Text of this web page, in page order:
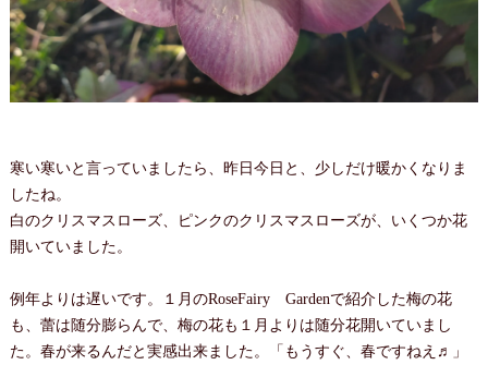
寒い寒いと言っていましたら、昨日今日と、少しだけ暖かくなりま
したね。
白のクリスマスローズ、ピンクのクリスマスローズが、いくつか花
開いていました。
例年よりは遅いです。１月のRoseFairy Gardenで紹介した梅の花
も、蕾は随分膨らんで、梅の花も１月よりは随分花開いていまし
た。春が来るんだと実感出来ました。「もうすぐ、春ですねえ♬」